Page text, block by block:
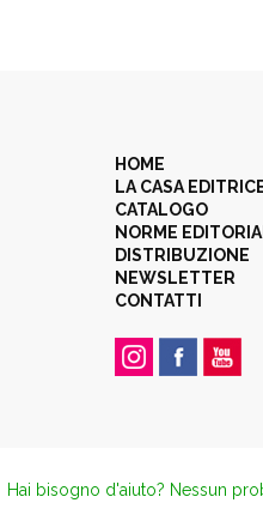
HOME
LA CASA
CATALOGO
NORME
DISTRIBUZIONE
NEWSLETTER
CONTATTI
Hai bisogno d'aiuto? Nessun